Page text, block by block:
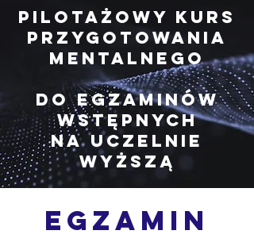
Pilotażowy kurs
przygotowania
mentalnego
do egzaminów
wstępnych
na uczelnie
wyższą
Egzamin